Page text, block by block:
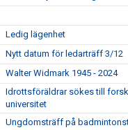
Ledig lägenhet
Nytt datum för ledarträff 3/12
Walter Widmark 1945 - 2024
Idrottsföräldrar sökes till
universitet
Ungdomsträff på